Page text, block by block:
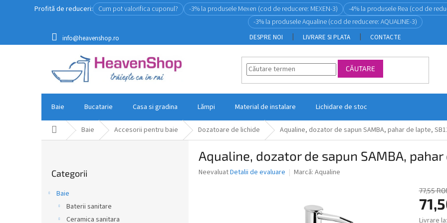
Profită de reduceri: Cum pot valorifica cuponul? -3% la produsele Mexen (cod de reducere: MEXEN-3) -4% la produsele Rea (cod de
-3% la produsele Aqualine (cod de reducere: AQUALINE-3)
info@heavenshop.ro DESPRE NOI LIVRARE SI PLATA CONTACTE
CĂUTARE
Baie Bucatarie Casa si gradina Lămpi Material de instalare Lichidare de stoc
Acasă Baie Accesorii pentru baie Dozatoare de lichide Aqualine, dozator de sapun SAMBA, pahar de lapte,
peste
Categorii
Baie
Baterii sanitare
Ceramica sanitara
Aqualine, dozator de sapun SAMBA, pahar
Evaluarea
NeevaluatDetalii de evaluare Marcă: Aqualine
77,55
Evaluare
Livrare la: